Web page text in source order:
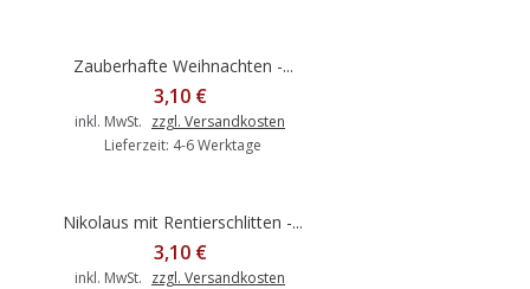
Zauberhafte Weihnachten -...
3,10 €
inkl. MwSt. zzgl. Versandkosten
Lieferzeit: 4-6 Werktage
Nikolaus mit Rentierschlitten -...
3,10 €
inkl. MwSt. zzgl. Versandkosten